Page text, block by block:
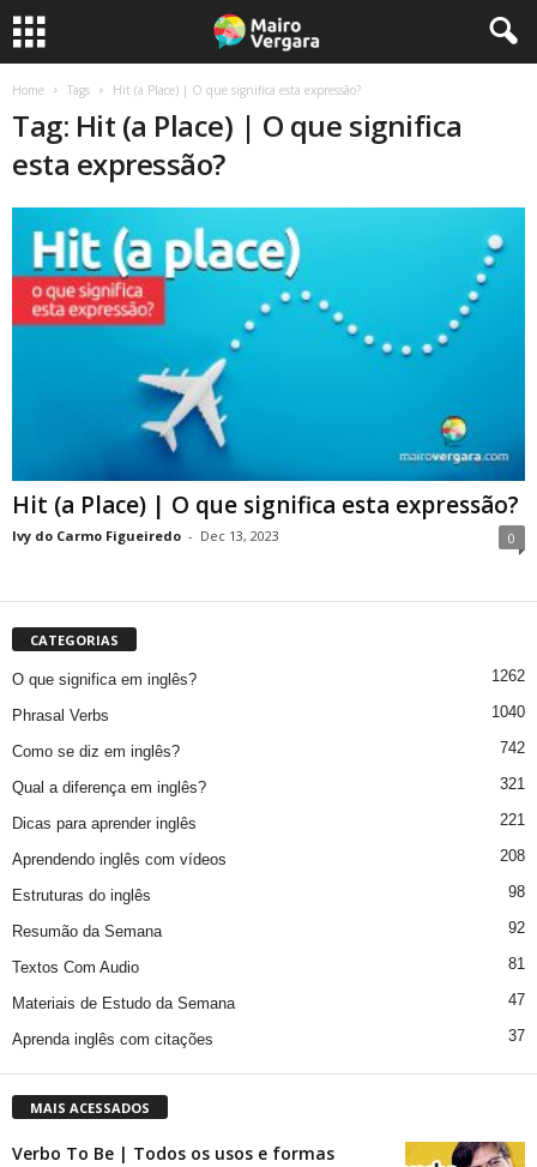
Home Tags Hit (a Place) | O que significa esta expressão?
Tag: Hit (a Place) | O que significa
esta expressão?
Hit (a Place) | O que significa esta expressão?
Ivy do Carmo Figueiredo - Dec 13, 2023 0
CATEGORIAS
O que significa em inglês? 1262
Phrasal Verbs 1040
Como se diz em inglês? 742
Qual a diferença em inglês? 321
Dicas para aprender inglês 221
Aprendendo inglês com vídeos 208
Estruturas do inglês 98
Resumão da Semana 92
Textos Com Audio 81
Materiais de Estudo da Semana 47
Aprenda inglês com citações 37
MAIS ACESSADOS
Verbo To Be | Todos os usos e formas